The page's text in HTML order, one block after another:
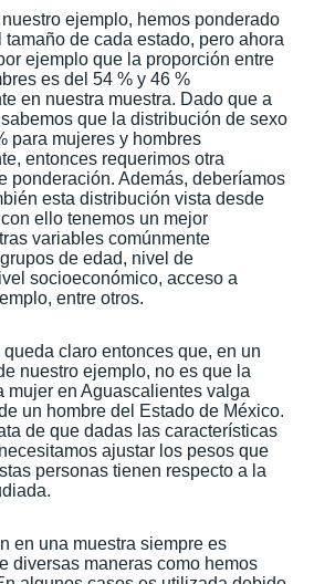
ejemplo, hemos ponderado
tamaño de cada estado, pero ahora
ejemplo que la proporción entre
es del 54 % y 46 %
en nuestra muestra. Dado que a
que la distribución de sexo
para mujeres y hombres
entonces requerimos otra
ponderación. Además, deberíamos
esta distribución vista desde
ello tenemos un mejor
variables comúnmente
de edad, nivel de
socioeconómico, acceso a
entre otros.
claro entonces que, en un
nuestro ejemplo, no es que la
mujer en Aguascalientes valga
un hombre del Estado de México.
de que dadas las características
ajustar los pesos que
personas tienen respecto a la
en una muestra siempre es
diversas maneras como hemos